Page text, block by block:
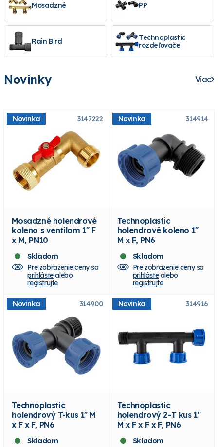
Mosadzné PP
Rain Bird
Technoplastic
rozdeľovače
Novinky Viac
Novinka 3147222
Mosadzné holendrové
koleno s ventilom 1" F
x M, PN10
Skladom
Pre zobrazenie ceny sa
prihlástealebo
registrujte
Novinka 314914
Technoplastic
holendrové koleno 1"
M x F, PN6
Skladom
Pre zobrazenie ceny sa
prihlástealebo
registrujte
Novinka 314900
Technoplastic
holendrový T-kus 1" M
x F x F, PN6
Skladom
Novinka 314916
Technoplastic
holendrový 2-T kus 1"
M x F x F x F, PN6
Skladom